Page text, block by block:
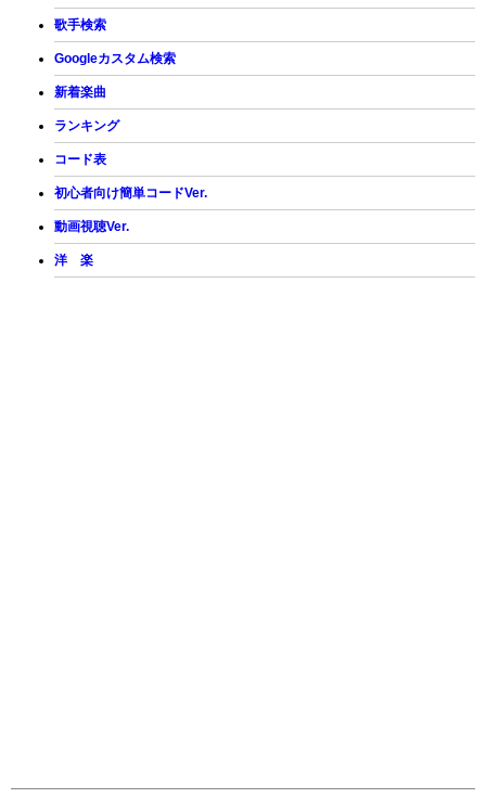
歌手検索
Googleカスタム検索
新着楽曲
ランキング
コード表
初心者向け簡単コードVer.
動画視聴Ver.
洋 楽